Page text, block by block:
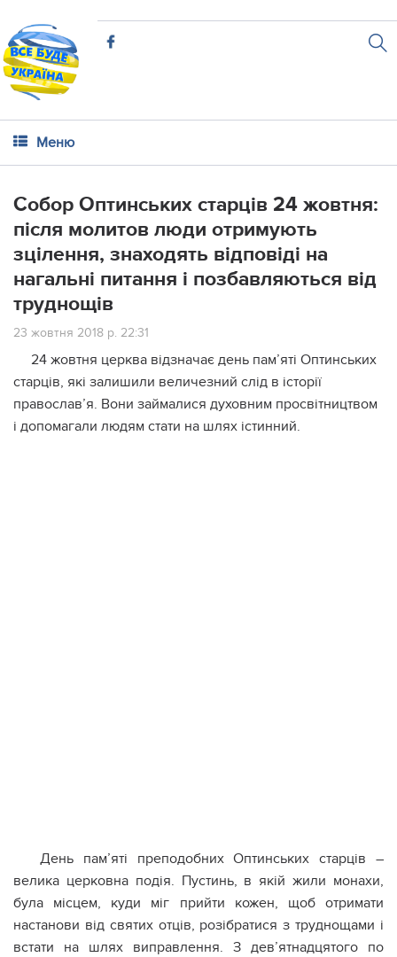
Меню
Собор Оптинських старців 24 жовтня:
після молитов люди отримують
зцілення, знаходять відповіді на
нагальні питання і позбавляються від
труднощів
23 жовтня 2018 р. 22:31
24 жовтня церква відзначає день пам’яті Оптинських
старців, які залишили величезний слід в історії
православ’я. Вони займалися духовним просвітництвом
і допомагали людям стати на шлях істинний.
День пам’яті преподобних Оптинських старців –
велика церковна подія. Пустинь, в якій жили монахи,
була місцем, куди міг прийти кожен, щоб отримати
настанови від святих отців, розібратися з труднощами і
встати на шлях виправлення. З дев’ятнадцятого по